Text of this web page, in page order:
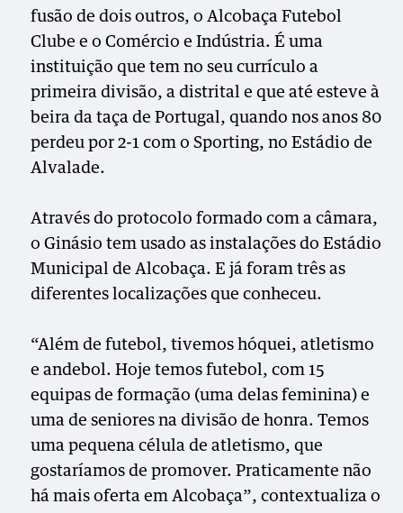
fusão de dois outros, o Alcobaça Futebol
Clube e o Comércio e Indústria. É uma
instituição que tem no seu currículo a
primeira divisão, a distrital e que até esteve à
beira da taça de Portugal, quando nos anos 80
perdeu por 2-1 com o Sporting, no Estádio de
Alvalade.
Através do protocolo formado com a câmara,
o Ginásio tem usado as instalações do Estádio
Municipal de Alcobaça. E já foram três as
diferentes localizações que conheceu.
“Além de futebol, tivemos hóquei, atletismo
e andebol. Hoje temos futebol, com 15
equipas de formação (uma delas feminina) e
uma de seniores na divisão de honra. Temos
uma pequena célula de atletismo, que
gostaríamos de promover. Praticamente não
há mais oferta em Alcobaça”, contextualiza o